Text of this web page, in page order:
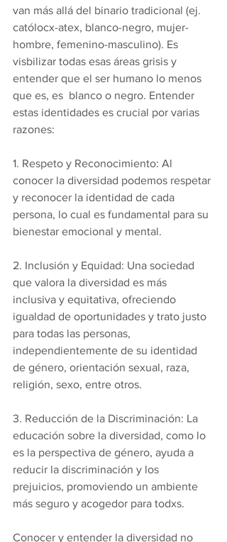
van más allá del binario tradicional (ej.
católocx-atex, blanco-negro, mujer-
hombre, femenino-masculino). Es
visbilizar todas esas áreas grisis y
entender que el ser humano lo menos
que es, es  blanco o negro. Entender
estas identidades es crucial por varias
razones:
1. Respeto y Reconocimiento: Al
conocer la diversidad podemos respetar
y reconocer la identidad de cada
persona, lo cual es fundamental para su
bienestar emocional y mental.
2. Inclusión y Equidad: Una sociedad
que valora la diversidad es más
inclusiva y equitativa, ofreciendo
igualdad de oportunidades y trato justo
para todas las personas,
independientemente de su identidad
de género, orientación sexual, raza,
religión, sexo, entre otros.
3. Reducción de la Discriminación: La
educación sobre la diversidad, como lo
es la perspectiva de género, ayuda a
reducir la discriminación y los
prejuicios, promoviendo un ambiente
más seguro y acogedor para todxs.
Conocer y entender la diversidad no